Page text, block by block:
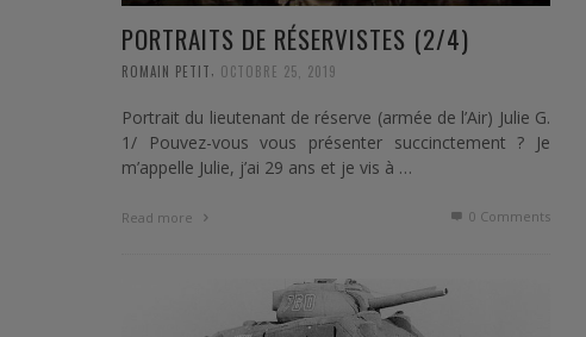
PORTRAITS DE RÉSERVISTES (2/4)
ROMAIN PETIT, OCTOBRE 25, 2019
Portrait du lieutenant de réserve (armée de l’Air) Julie G.
1/ Pouvez-vous vous présenter succinctement ? Je
m’appelle Julie, j’ai 29 ans et je vis à …
Read more 0 Comments